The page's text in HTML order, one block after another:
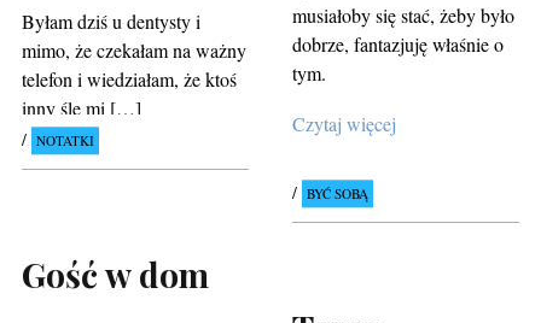
musiałoby się stać, żeby było
dobrze, fantazjuję właśnie o
tym.
Czytaj więcej
BYĆ SOBĄ
Byłam dziś u dentysty i
mimo, że czekałam na ważny
telefon i wiedziałam, że ktoś
inny śle mi […]
NOTATKI
Gość w dom